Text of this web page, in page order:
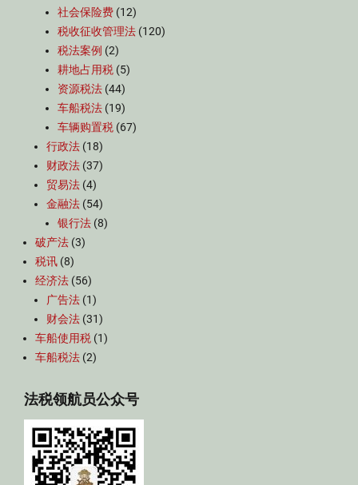
社会保险费 (12)
税收征收管理法 (120)
税法案例 (2)
耕地占用税 (5)
资源税法 (44)
车船税法 (19)
车辆购置税 (67)
行政法 (18)
财政法 (37)
贸易法 (4)
金融法 (54)
银行法 (8)
破产法 (3)
税讯 (8)
经济法 (56)
广告法 (1)
财会法 (31)
车船使用税 (1)
车船税法 (2)
法税领航员公众号